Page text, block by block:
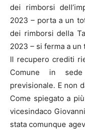
dei rimborsi
2023 – porta a un
dei rimborsi della
2023 – si ferma a un
Il recupero crediti
Comune in
previsionale. E non
Come spiegato a
vicesindaco
stata comunque